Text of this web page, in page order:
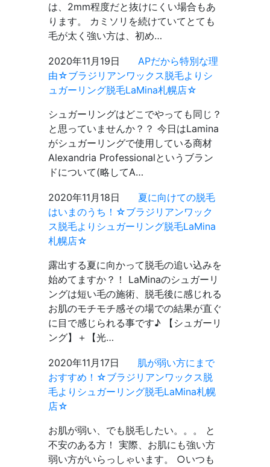
は、2mm程度だと抜けにくい場合もあ
ります。 カミソリを続けていてとても
毛が太く強い方は、初め…
2020年11月19日
APだから特別な理
由☆ブラジリアンワックス脱毛よりシ
ュガーリング脱毛LaMina札幌店☆
シュガーリングはどこでやっても同じ？
と思っていませんか？？ 今日はLamina
がシュガーリングで使用している商材
Alexandria Professionalというブラン
ドについて(略してA…
2020年11月18日
夏に向けての脱毛
はいまのうち！☆ブラジリアンワック
ス脱毛よりシュガーリング脱毛LaMina
札幌店☆
露出する夏に向かって脱毛の追い込みを
始めてますか？！ LaMinaのシュガーリ
ングは短い毛の施術、脱毛後に感じれる
お肌のモチモチ感その場での結果が直ぐ
に目で感じられる事です♪ 【シュガーリ
ング】＋【光…
2020年11月17日
肌が弱い方にまで
おすすめ！☆ブラジリアンワックス脱
毛よりシュガーリング脱毛LaMina札幌
店☆
お肌が弱い、でも脱毛したい。。。 と
不安のある方！ 実際、お肌にも強い方
弱い方がいらっしゃいます。 ○いつも